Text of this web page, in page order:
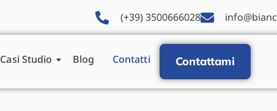
(+39) 3500666028
Casi Studio Blog Contatti Contattami